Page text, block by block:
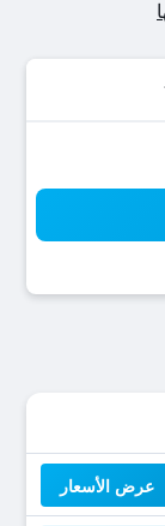
عرض الأسعار